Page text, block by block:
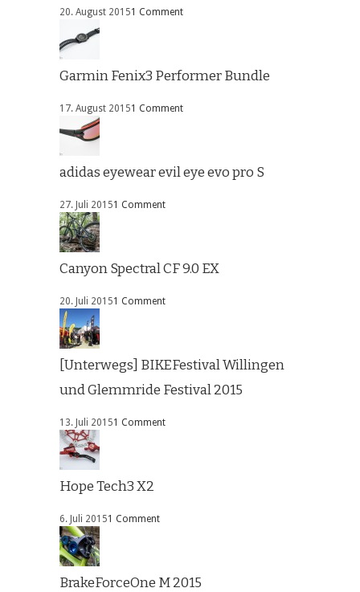
20. August 20151 Comment
Garmin Fenix3 Performer Bundle
17. August 20151 Comment
adidas eyewear evil eye evo pro S
27. Juli 20151 Comment
Canyon Spectral CF 9.0 EX
20. Juli 20151 Comment
[Unterwegs] BIKEFestival Willingen
und Glemmride Festival 2015
13. Juli 20151 Comment
Hope Tech3 X2
6. Juli 20151 Comment
BrakeForceOne M 2015